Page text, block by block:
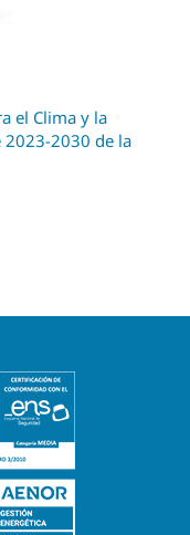
el Clima y la
2023-2030 de la